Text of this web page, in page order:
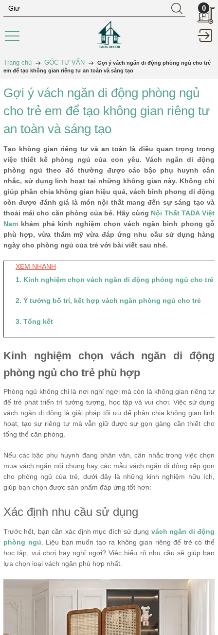
0
Trang chủ GÓC TƯ VẤN
Gợi ý vách ngăn di động phòng ngủ cho trẻ
em để tạo không gian riêng tư an toàn và sáng tạo
Gợi ý vách ngăn di động phòng ngủ
cho trẻ em để tạo không gian riêng tư
an toàn và sáng tạo
Tạo không gian riêng tư và an toàn là điều quan trọng trong
việc thiết kế phòng ngủ của con yêu. Vách ngăn di động
phòng ngủ theo đó thường được các bậc phụ huynh cân
nhắc, sử dụng linh hoạt tại những không gian này. Không chỉ
giúp phân chia không gian hiệu quả, vách bình phong di động
còn được đánh giá là món nội thất mang đến sự sáng tạo và
thoải mái cho căn phòng của bé. Hãy cùng Nội Thất TADA Việt
Nam khám phá kinh nghiệm chọn vách ngăn bình phong gỗ
phù hợp, vừa thẩm mỹ vừa đáp ứng nhu cầu sử dụng hàng
ngày cho phòng ngủ của trẻ với bài viết sau nhé.
XEM NHANH
1. Kinh nghiệm chọn vách ngăn di động phòng ngủ cho trẻ
2. Ý tưởng bố trí, kết hợp vách ngăn phòng ngủ cho trẻ
3. Tổng kết
Kinh nghiệm chọn vách ngăn di động
phòng ngủ cho trẻ phù hợp
Phòng ngủ không chỉ là nơi nghỉ ngơi mà còn là không gian riêng tư
để trẻ phát triển trí tưởng tượng, học tập và vui chơi. Việc sử dụng
vách ngăn di động là giải pháp tối ưu để phân chia không gian linh
hoạt, tạo sự riêng tư mà vẫn giữ được sự gọn gàng cần thiết cho
tổng thể căn phòng.
Nếu các bậc phụ huynh đang phân vân, cân nhắc trong việc chọn
mua vách ngăn nói chung hay các mẫu vách ngăn di động xếp gọn
cho phòng ngủ của trẻ, dưới đây là những kinh nghiệm hữu ích,
giúp bạn chọn được sản phẩm đáp ứng tốt hơn:
Xác định nhu cầu sử dụng
Trước hết, bạn cần xác định mục đích sử dụng vách ngăn di động
phòng ngủ . Liệu bạn muốn tạo ra không gian riêng để trẻ có thể
học tập, vui chơi hay nghỉ ngơi? Việc hiểu rõ nhu cầu sẽ giúp bạn
lựa chọn loại vách ngăn phù hợp nhất.